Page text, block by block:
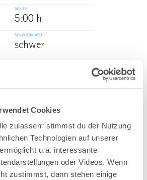
Cookies
zulassen“ stimmst du der Nutzung
Technologien auf unserer
u.a. interessante
oder Videos. Wenn
zustimmst, dann stehen einige
DAUER
5:00 h
SCHWIERIGKEIT
schwer
- Etappe 01 -
führt mit einer Länge von
Hügellandschaft im
DAUER